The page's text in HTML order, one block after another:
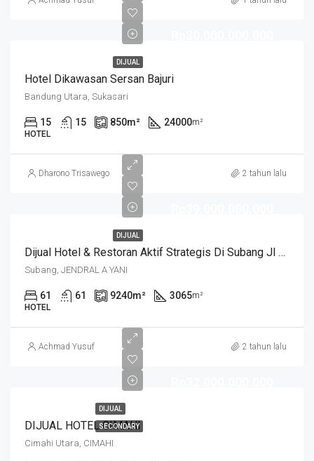
DIJUAL
Hotel Dikawasan Sersan Bajuri
Bandung Utara, Sukasari
15 15 850m² 24000m²
HOTEL
Dharono Trisawego 2 tahun lalu
DIJUAL
Dijual Hotel & Restoran Aktif Strategis Di Subang Jl A Yani
Subang, JENDRAL A YANI
61 61 9240m² 3065m²
HOTEL
Achmad Yusuf 2 tahun lalu
DIJUAL
SECONDARY
DIJUAL HOTEL CIMAHI
Cimahi Utara, CIMAHI